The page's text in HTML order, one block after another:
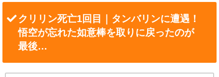
クリリン死亡1回目｜タンバリンに遭遇！
悟空が忘れた如意棒を取りに戻ったのが
最後…